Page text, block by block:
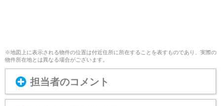
※地図上に表示される物件の位置は付近住所に所在することを表すものであり、実際の
物件所在地とは異なる場合がございます。
担当者のコメント